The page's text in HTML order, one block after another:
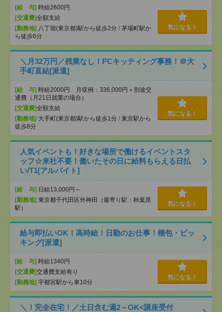
[給 与] 時給2600円
[交通費]全額支給
[勤務地] 八丁堀(東京都)駅から徒歩2分 / 茅場町駅か
ら徒歩6分
気になる！
＼月32万円／残業なし！PCキッティング事務！＠大
手町直結[派遣]
[給 与] 時給2000円 月収例：336,000円＋別途交
通費（月21日就業の場合）
[交通費]全額支給
[勤務地] 大手町(東京都)駅から徒歩1分 / 東京駅から
徒歩8分
気になる！
人気イベントも！好きな場所で働けるイベントスタ
ッフ☆来社不要！働いたその日に給料もらえる日払
い/T1[アルバイト]
[給 与] 日給13,000円～
[勤務地] 東京都千代田区外神田（最寄り駅：秋葉原
駅）
気になる！
給与即払いOK！高時給！日勤のお仕事！梱包・ピッ
キング[派遣]
[給 与] 時給1340円
[交通費]交通費支給有り
[勤務地] 宇都宮駅から車10分
気になる！
＼！完全在宅！／土日含む週2～OK<講座受付